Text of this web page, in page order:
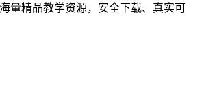
海量精品教学资源，安全下载、真实可